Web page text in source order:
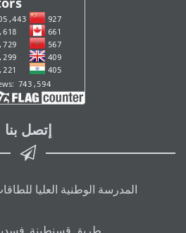
إتصل بنا
المدرسة الوطنية العليا